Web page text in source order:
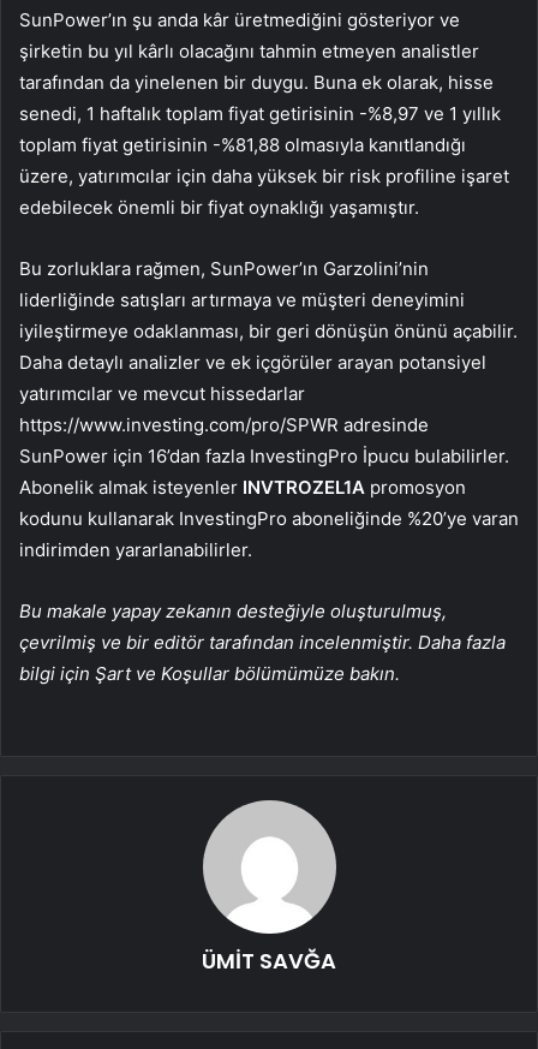
SunPower’ın şu anda kâr üretmediğini gösteriyor ve
şirketin bu yıl kârlı olacağını tahmin etmeyen analistler
tarafından da yinelenen bir duygu. Buna ek olarak, hisse
senedi, 1 haftalık toplam fiyat getirisinin -%8,97 ve 1 yıllık
toplam fiyat getirisinin -%81,88 olmasıyla kanıtlandığı
üzere, yatırımcılar için daha yüksek bir risk profiline işaret
edebilecek önemli bir fiyat oynaklığı yaşamıştır.
Bu zorluklara rağmen, SunPower’ın Garzolini’nin
liderliğinde satışları artırmaya ve müşteri deneyimini
iyileştirmeye odaklanması, bir geri dönüşün önünü açabilir.
Daha detaylı analizler ve ek içgörüler arayan potansiyel
yatırımcılar ve mevcut hissedarlar
https://www.investing.com/pro/SPWR adresinde
SunPower için 16’dan fazla InvestingPro İpucu bulabilirler.
Abonelik almak isteyenler INVTROZEL1A promosyon
kodunu kullanarak InvestingPro aboneliğinde %20’ye varan
indirimden yararlanabilirler.
Bu makale yapay zekanın desteğiyle oluşturulmuş,
çevrilmiş ve bir editör tarafından incelenmiştir. Daha fazla
bilgi için Şart ve Koşullar bölümümüze bakın.
ÜMİT SAVĞA